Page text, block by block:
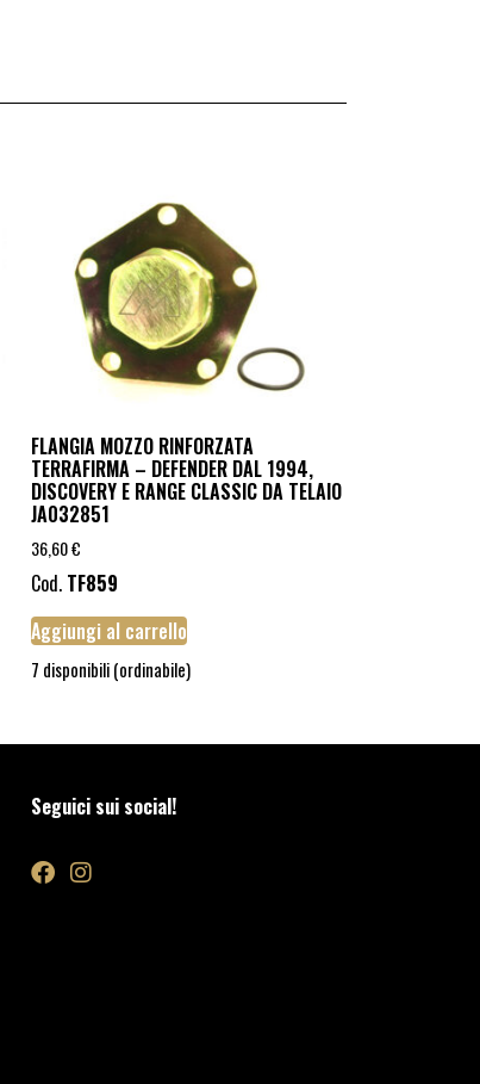
FLANGIA MOZZO RINFORZATA
TERRAFIRMA – DEFENDER DAL 1994,
DISCOVERY E RANGE CLASSIC DA TELAIO
JA032851
36,60€
Cod. TF859
Aggiungi al carrello
7 disponibili (ordinabile)
Seguici sui social!